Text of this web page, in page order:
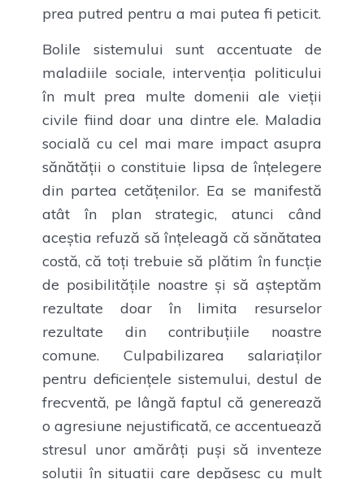
prea putred pentru a mai putea fi peticit.
Bolile sistemului sunt accentuate de
maladiile sociale, intervenția politicului
în mult prea multe domenii ale vieții
civile fiind doar una dintre ele. Maladia
socială cu cel mai mare impact asupra
sănătății o constituie lipsa de înțelegere
din partea cetățenilor. Ea se manifestă
atât în plan strategic, atunci când
aceștia refuză să înțeleagă că sănătatea
costă, că toți trebuie să plătim în funcție
de posibilitățile noastre și să așteptăm
rezultate doar în limita resurselor
rezultate din contribuțiile noastre
comune. Culpabilizarea salariaților
pentru deficiențele sistemului, destul de
frecventă, pe lângă faptul că generează
o agresiune nejustificată, ce accentuează
stresul unor amărâți puși să inventeze
soluții în situații care depășesc cu mult